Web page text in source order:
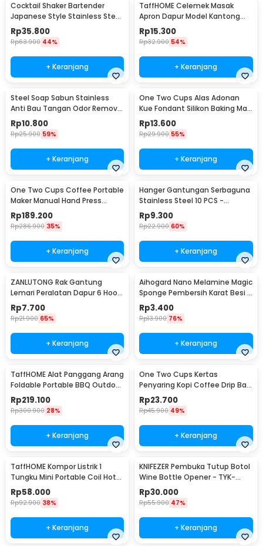
Cocktail Shaker Bartender
Japanese Style Stainless Steel
200ml
Rp35.800
Rp63.900 44%
+ Keranjang
TaffHOME Celemek Masak
Apron Dapur Model Kantong
Pola Spatula - JJ41
Rp15.300
Rp32.900 54%
+ Keranjang
Steel Soap Sabun Stainless
Anti Bau Tangan Odor Remove
- HW071
Rp10.800
Rp25.900 59%
+ Keranjang
One Two Cups Alas Adonan
Kue Fondant Silikon Baking Mat
Anti Slip - JJ3873
Rp13.600
Rp29.900 55%
+ Keranjang
One Two Cups Coffee Portable
Maker Manual Hand Press
Espresso 300ml - T35066
Rp189.200
Rp286.900 35%
+ Keranjang
Hanger Gantungan Serbaguna
Stainless Steel 10 PCS -
M127105
Rp9.300
Rp22.900 60%
+ Keranjang
ZANLUTONG Rak Gantung
Lemari Peralatan Dapur 6 Hook
Besi - 2137
Rp7.700
Rp21.900 65%
+ Keranjang
Aihogard Nano Melamine Magic
Sponge Pembersih Karat Besi -
CW62
Rp3.400
Rp13.900 76%
+ Keranjang
TaffHOME Alat Panggang Arang
Foldable Portable BBQ Outdoor
Grill Stove - HWSK77
Rp219.100
Rp300.900 28%
+ Keranjang
One Two Cups Kertas
Penyaring Kopi Coffee Drip Bag
Paper Filter 50PCS - T111
Rp23.700
Rp45.900 49%
+ Keranjang
TaffHOME Kompor Listrik 1
Tungku Mini Portable Coil Hot
Plate 500W - C1-1000-03
Rp58.000
Rp92.900 38%
+ Keranjang
KNIFEZER Pembuka Tutup Botol
Wine Bottle Opener - TYK-
074B
Rp30.000
Rp55.900 47%
+ Keranjang